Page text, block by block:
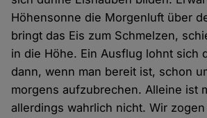
Höhensonne die Morgenluft über
bringt das Eis zum Schmelzen,
in die Höhe. Ein Ausflug lohnt sich
dann, wenn man bereit ist, schon
morgens aufzubrechen. Alleine ist
allerdings wahrlich nicht. Wir